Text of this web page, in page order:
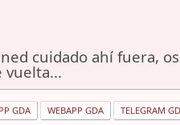
cuidado ahí fuera,
vuelta...
GDA WEBAPP GDA TELEGRAM